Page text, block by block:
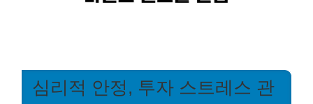
심리적 안정, 투자 스트레스 관